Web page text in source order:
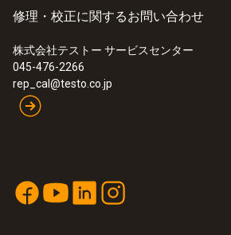
修理・校正に関するお問い合わせ
株式会社テストー サービスセンター
045-476-2266
rep_cal@testo.co.jp